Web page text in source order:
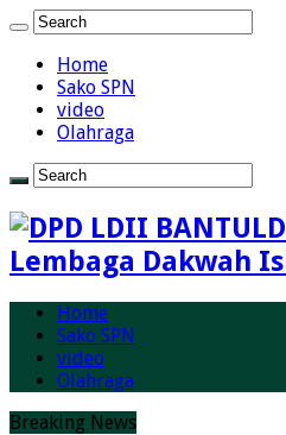
Home
Sako SPN
video
Olahraga
Lembaga Dakwah
Home
Sako SPN
video
Olahraga
Breaking News